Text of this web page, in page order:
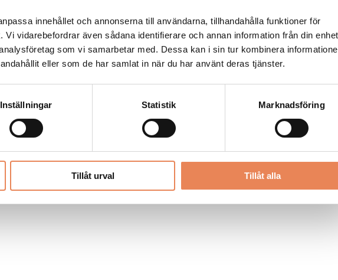
innehållet och annonserna till användarna, tillhandahålla funktioner för
vidarebefordrar även sådana identifierare och annan information från din enhet
som vi samarbetar med. Dessa kan i sin tur kombinera
eller som de har samlat in när du har använt deras tjänster.
Inställningar Statistik Marknadsföring
Tillåt urval Tillåt alla
Allt material på besoksliv.se är skyddat
enligt lagen om upphovsrätt.
Besöksliv
Spoon,
118 23
ANNONSERA